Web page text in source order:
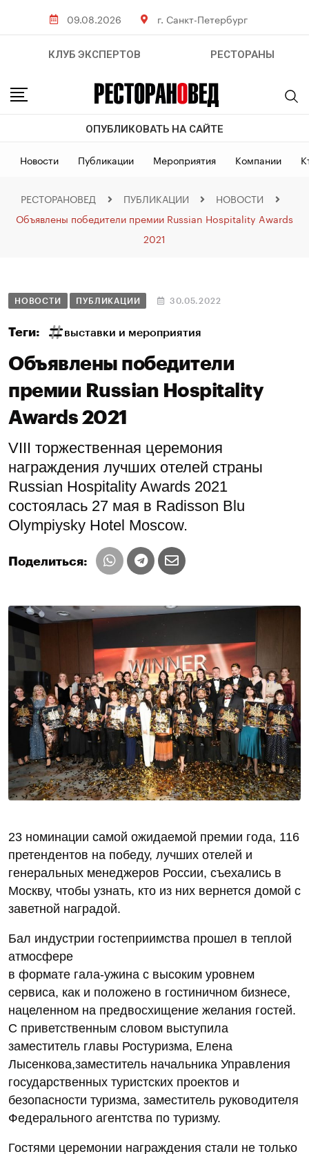
09.08.2026 г. Санкт-Петербург
КЛУБ ЭКСПЕРТОВ РЕСТОРАНЫ
ОПУБЛИКОВАТЬ НА САЙТЕ
Новости Публикации Мероприятия Компании
РЕСТОРАНОВЕД ПУБЛИКАЦИИ
НОВОСТИ
Объявлены победители премии Russian Hospitality Awards
2021
НОВОСТИ ПУБЛИКАЦИИ 30.05.2022
Теги: выставки и мероприятия
Объявлены победители
премии Russian Hospitality
Awards 2021
VIII торжественная церемония
награждения лучших отелей страны
Russian Hospitality Awards 2021
состоялась 27 мая в Radisson Blu
Olympiysky Hotel Moscow.
Поделиться:
23 номинации самой ожидаемой премии года, 116
претендентов на победу, лучших отелей и
генеральных менеджеров России, съехались в
Москву, чтобы узнать, кто из них вернется домой с
заветной наградой.
Бал индустрии гостеприимства прошел в теплой
атмосфере
в формате гала-ужина с высоким уровнем
сервиса, как и положено в гостиничном бизнесе,
нацеленном на предвосхищение желания гостей.
С приветственным словом выступила
заместитель главы Ростуризма, Елена
Лысенкова,заместитель начальника Управления
государственных туристских проектов и
безопасности туризма, заместитель руководителя
Федерального агентства по туризму.
Гостями церемонии награждения стали не только